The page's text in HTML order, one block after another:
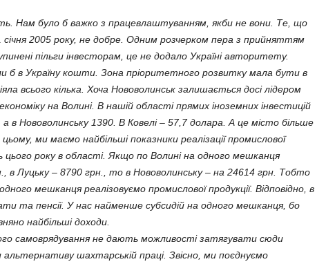
Нам було б важко з працевлаштуванням, якби не вони. Те, що
2005 року, не добре. Одним розчерком пера з прийняттям
пільги інвесторам, це не додало Україні авторитету.
б в Україну кошти. Зона пріоритетного розвитку мала бути в
всього кілька. Хоча Нововолинськ залишається досі лідером
на Волині. В нашій області прямих іноземних інвестицій
в Нововолинську 1390. В Ковелі – 57,7 долара. А це місто більше
ми маємо найбільші показники реалізації промислової
цього року в області. Якщо по Волині на одного мешканця
в Луцьку – 8790 грн., то в Нововолинську – на 24614 грн. Тобто
мешканця реалізовуємо промислової продукції. Відповідно, в
та пенсії. У нас найменше субсидій на одного мешканця, бо
найбільші доходи.
самоврядування не дають можливості затягувати сюди
шахтарській праці. Звісно, ми поєднуємо